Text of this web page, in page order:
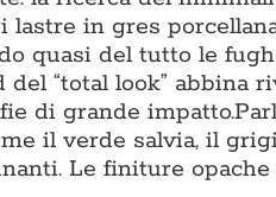
lastre in gres
quasi del tutto le
“total look” abbina
di grande
il verde salvia, il
Le finiture